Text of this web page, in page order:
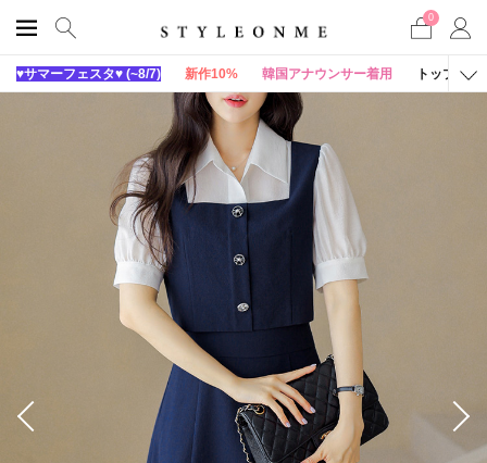
0
♥サマーフェスタ♥ (~8/7) 新作10% 韓国アナウンサー着用 トップス